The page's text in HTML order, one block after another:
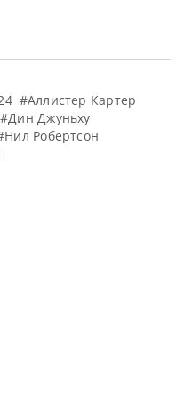
#Аллистер Картер
#Дин Джуньху
Робертсон